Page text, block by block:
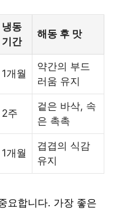
냉동
기간
해동 후 맛
1개월
약간의 부드
러움 유지
2주
겉은 바삭, 속
은 촉촉
1개월
겹겹의 식감
유지
요합니다. 가장 좋은